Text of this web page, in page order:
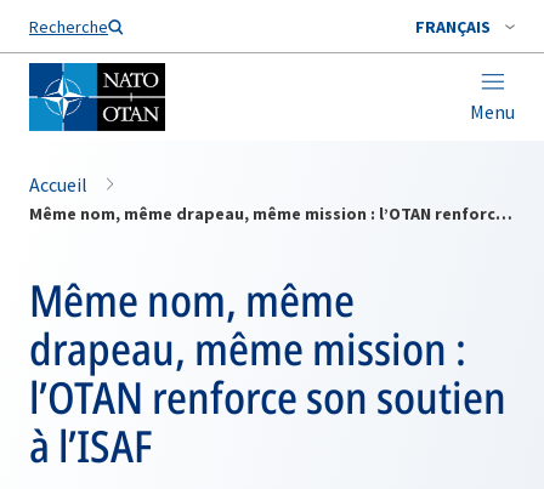
Recherche FRANÇAIS
Menu
Nom de famille*
Accueil
Même nom, même drapeau, même mission : l’OTAN renforce son soutien à l’ISAF
Même nom, même
drapeau, même mission :
l’OTAN renforce son soutien
à l’ISAF